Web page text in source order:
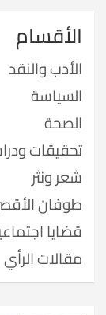
الأقسام
الأدب والنقد
السياسة
الصحة
تحقيقات
شعر ونثر
طوفان
قضايا
مقالات الرأي